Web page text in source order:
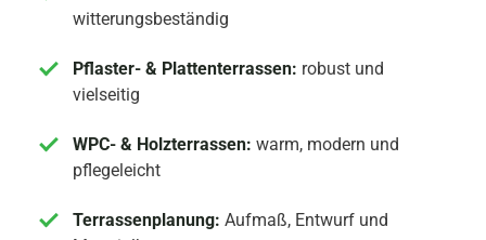
witterungsbeständig
Pflaster- & Plattenterrassen: robust und
vielseitig
WPC- & Holzterrassen: warm, modern und
pflegeleicht
Terrassenplanung: Aufmaß, Entwurf und